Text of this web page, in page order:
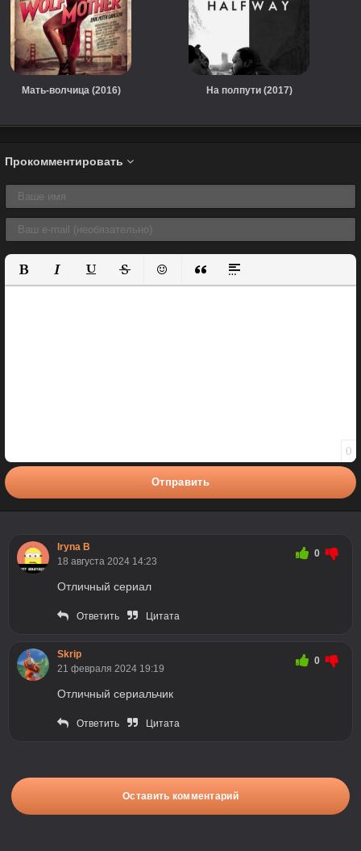
Мать-волчица (2016) На полпути (2017)
Прокомментировать
Полужирный
КурсивПодчеркнутый
ЗачеркнутыйВставить смайлик
Вставка цитаты
Вставка спойлера
0
Отправить
Iryna B
18 августа 2024 14:23
0
Отличный сериал
Ответить Цитата
Skrip
21 февраля 2024 19:19
0
Отличный сериальчик
Ответить Цитата
Оставить комментарий